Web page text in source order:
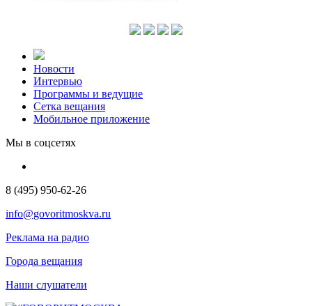
Новости
Интервью
Программы и ведущие
Сетка вещания
Мобильное приложение
Мы в соцсетях
8 (495) 950-62-26
info@govoritmoskva.ru
Реклама на радио
Города вещания
Наши слушатели